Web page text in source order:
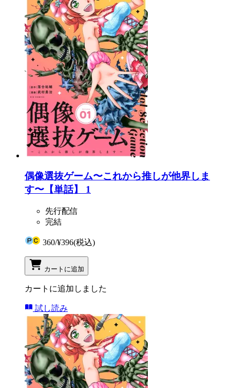
偶像選抜ゲーム〜これから推しが他界しま
す〜【単話】 1
先行配信
完結
360/¥396(税込)
カートに追加
カートに追加しました
試し読み